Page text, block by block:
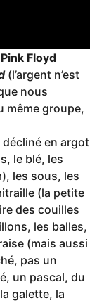
Pink Floyd
(l’argent n’est
nous
même groupe,
décliné en argot
le blé, les
les sous, les
(la petite
des couilles
les balles,
(mais aussi
pas un
un pascal, du
galette, la